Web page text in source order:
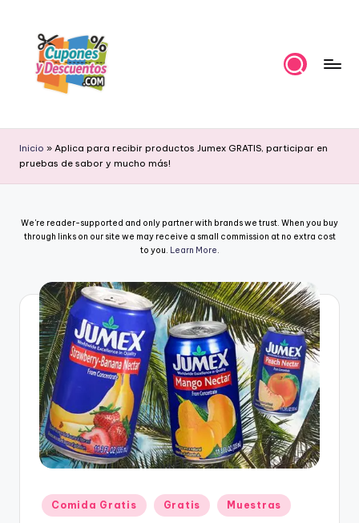
content
u
p
n
D
estas
descuentos
Inicio » Aplica para recibir productos Jumex GRATIS, participar en
pruebas de sabor y mucho más!
We're reader-supported and only partner with brands we trust. When you buy
through links on our site we may receive a small commission at no extra cost
to you. Learn More.
Posted
in
Comida Gratis Gratis Muestras